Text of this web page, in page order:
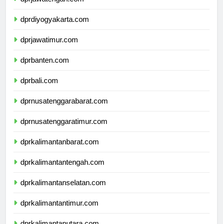
dprdiyogyakarta.com
dprjawatimur.com
dprbanten.com
dprbali.com
dprnusatenggarabarat.com
dprnusatenggaratimur.com
dprkalimantanbarat.com
dprkalimantantengah.com
dprkalimantanselatan.com
dprkalimantantimur.com
dprkalimantanutara.com